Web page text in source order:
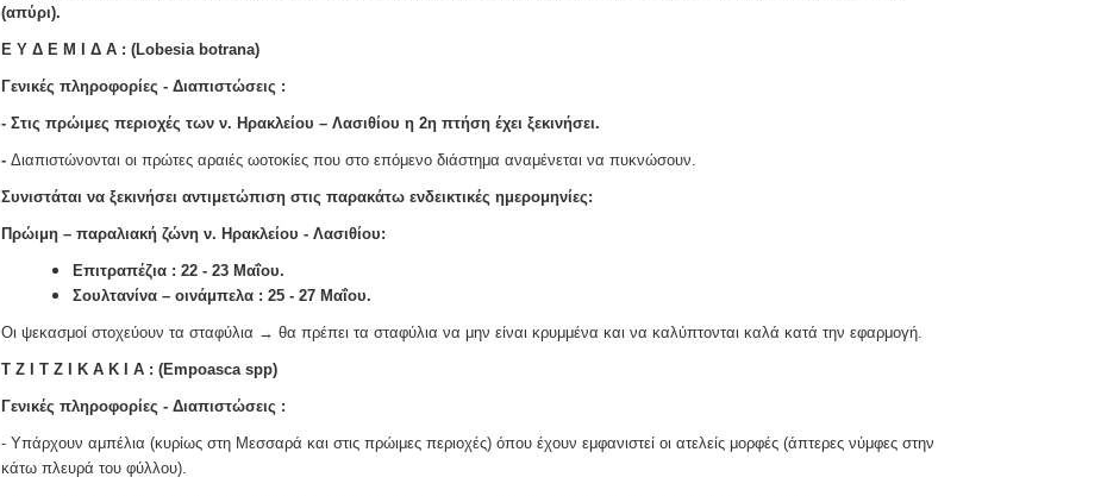
(απύρι).
Ε Υ Δ Ε Μ Ι Δ Α : (Lobesia botrana)
Γενικές πληροφορίες - Διαπιστώσεις :
- Στις πρώιμες περιοχές των ν. Ηρακλείου – Λασιθίου η 2η πτήση έχει ξεκινήσει.
- Διαπιστώνονται οι πρώτες αραιές ωοτοκίες που στο επόμενο διάστημα αναμένεται να πυκνώσουν.
Συνιστάται να ξεκινήσει αντιμετώπιση στις παρακάτω ενδεικτικές ημερομηνίες:
Πρώιμη – παραλιακή ζώνη ν. Ηρακλείου - Λασιθίου:
Επιτραπέζια : 22 - 23 Μαΐου.
Σουλτανίνα – οινάμπελα : 25 - 27 Μαΐου.
Οι ψεκασμοί στοχεύουν τα σταφύλια → θα πρέπει τα σταφύλια να μην είναι κρυμμένα και να καλύπτονται καλά κατά την εφαρμογή.
T Z I T Z I K A K I Α: (Empoasca spp)
Γενικές πληροφορίες - Διαπιστώσεις :
- Υπάρχουν αμπέλια (κυρίως στη Μεσσαρά και στις πρώιμες περιοχές) όπου έχουν εμφανιστεί οι ατελείς μορφές (άπτερες νύμφες στην
κάτω πλευρά του φύλλου).